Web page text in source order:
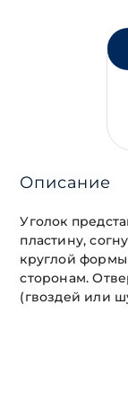
Описание
Уголок
пластину,
круглой
сторонам.
(гвоздей или